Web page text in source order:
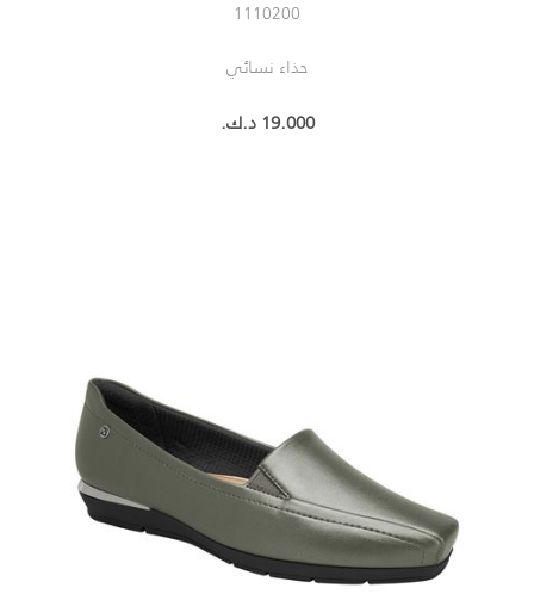
1110200
حذاء نسائي
19.000 د.ك.‏